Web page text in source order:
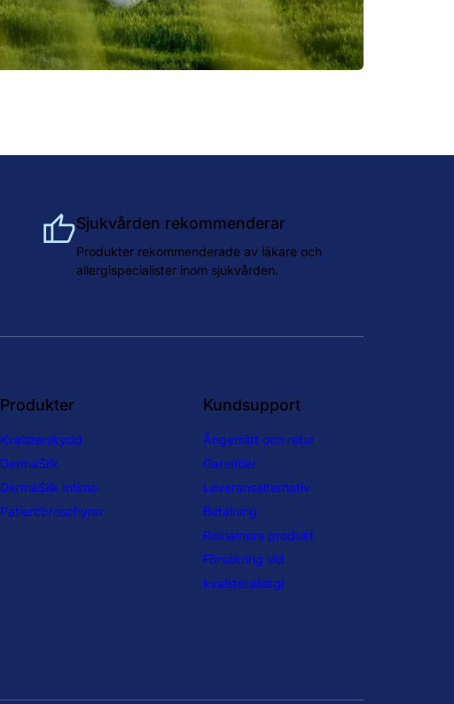
Sjukvården rekommenderar
Produkter rekommenderade av läkare och
allergispecialister inom sjukvården.
Produkter
Kvalsterskydd
DermaSilk
DermaSilk Intimo
Patientbroschyrer
Kundsupport
Ångerrätt och retur
Garantier
Leveransalternativ
Betalning
Reklamera produkt
Försäkring vid
kvalsterallergi